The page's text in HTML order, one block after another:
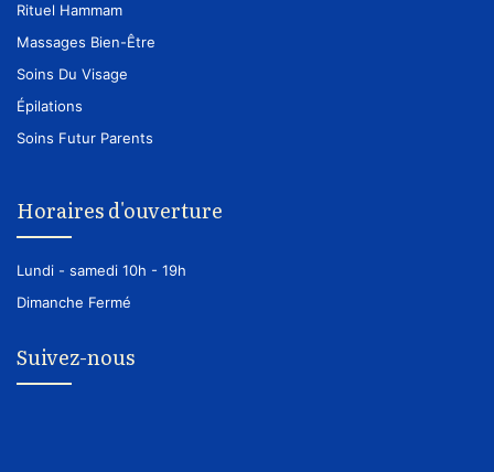
Rituel Hammam
Massages Bien-Être
Soins Du Visage
Épilations
Soins Futur Parents
Horaires d'ouverture
Lundi - samedi 10h - 19h
Dimanche Fermé
Suivez-nous